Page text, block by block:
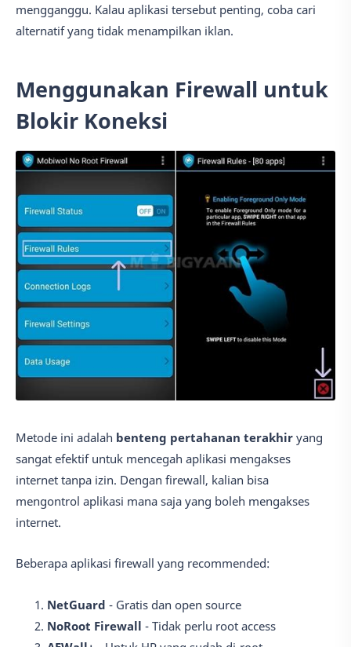
mengganggu. Kalau aplikasi tersebut penting, coba cari
alternatif yang tidak menampilkan iklan.
Menggunakan Firewall untuk
Blokir Koneksi
Metode ini adalah benteng pertahanan terakhir yang
sangat efektif untuk mencegah aplikasi mengakses
internet tanpa izin. Dengan firewall, kalian bisa
mengontrol aplikasi mana saja yang boleh mengakses
internet.
Beberapa aplikasi firewall yang recommended:
NetGuard - Gratis dan open source
NoRoot Firewall - Tidak perlu root access